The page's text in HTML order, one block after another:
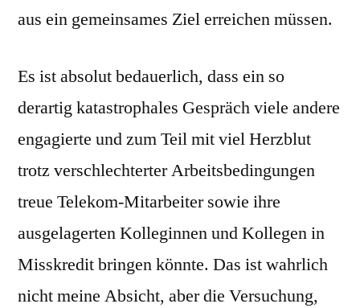
aus ein gemeinsames Ziel erreichen müssen.
Es ist absolut bedauerlich, dass ein so
derartig katastrophales Gespräch viele andere
engagierte und zum Teil mit viel Herzblut
trotz verschlechterter Arbeitsbedingungen
treue Telekom-Mitarbeiter sowie ihre
ausgelagerten Kolleginnen und Kollegen in
Misskredit bringen könnte. Das ist wahrlich
nicht meine Absicht, aber die Versuchung,